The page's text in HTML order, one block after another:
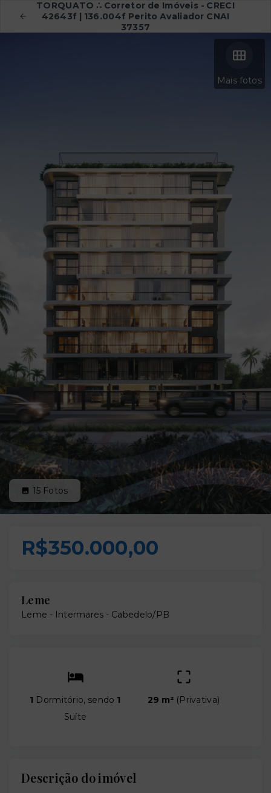
TORQUATO ∴ Corretor de Imóveis - CRECI
42643f | 136.004f Perito Avaliador CNAI
37357
Mais fotos
15 Fotos
R$350.000,00
Leme
Leme - Intermares - Cabedelo/PB
1 Dormitório, sendo 1
Suíte
29 m² ( Privativa)
Descrição do imóvel